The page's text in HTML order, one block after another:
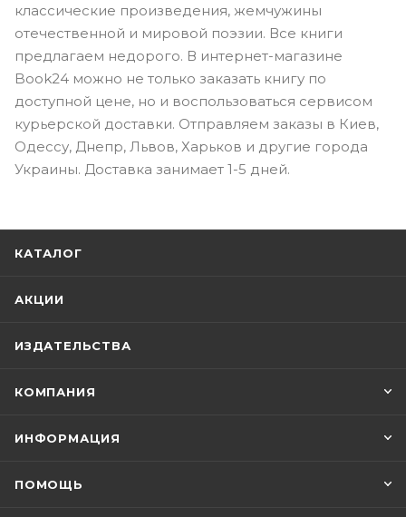
классические произведения, жемчужины
отечественной и мировой поэзии. Все книги
предлагаем недорого. В интернет-магазине
Book24 можно не только заказать книгу по
доступной цене, но и воспользоваться сервисом
курьерской доставки. Отправляем заказы в Киев,
Одессу, Днепр, Львов, Харьков и другие города
Украины. Доставка занимает 1-5 дней.
КАТАЛОГ
АКЦИИ
ИЗДАТЕЛЬСТВА
КОМПАНИЯ
ИНФОРМАЦИЯ
ПОМОЩЬ